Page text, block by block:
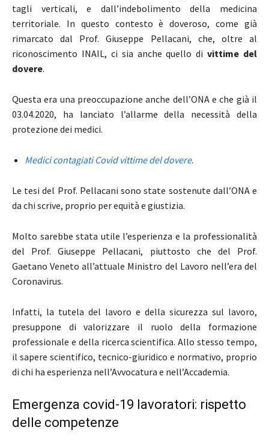
tagli verticali, e dall’indebolimento della medicina
territoriale. In questo contesto è doveroso, come già
rimarcato dal Prof. Giuseppe Pellacani, che, oltre al
riconoscimento INAIL, ci sia anche quello divittime del
dovere.
Questa era una preoccupazione anche dell’ONA e che già il
03.04.2020, ha lanciato l’allarme della necessità della
protezione dei medici.
Medici contagiati Covid vittime del dovere.
Le tesi del Prof. Pellacani sono state sostenute dall’ONA e
da chi scrive, proprio per equità e giustizia.
Molto sarebbe stata utile l’esperienza e la professionalità
del Prof. Giuseppe Pellacani, piuttosto che del Prof.
Gaetano Veneto all’attuale Ministro del Lavoro nell’era del
Coronavirus.
Infatti, la tutela del lavoro e della sicurezza sul lavoro,
presuppone di valorizzare il ruolo della formazione
professionale e della ricerca scientifica. Allo stesso tempo,
il sapere scientifico, tecnico-giuridico e normativo, proprio
di chi ha esperienza nell’Avvocatura e nell’Accademia.
Emergenza covid-19 lavoratori: rispetto
delle competenze